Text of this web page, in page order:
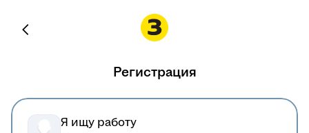
Регистрация
Я ищу работу